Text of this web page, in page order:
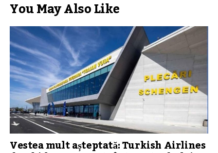
You May Also Like
Vestea mult așteptată: Turkish Airlines